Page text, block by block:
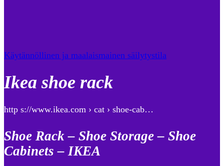
Käytännöllinen ja maalaismainen säilytystila
Ikea shoe rack
http s://www.ikea.com › cat › shoe-cab…
Shoe Rack – Shoe Storage – Shoe
Cabinets – IKEA